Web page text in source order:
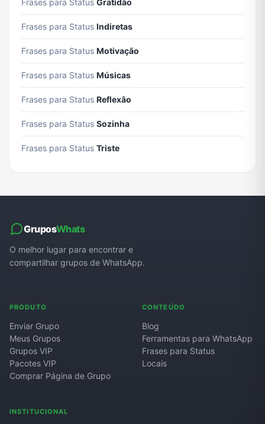
Frases para Status Gratidão
Frases para Status Indiretas
Frases para Status Motivação
Frases para Status Músicas
Frases para Status Reflexão
Frases para Status Sozinha
Frases para Status Triste
GruposWhats
O melhor lugar para encontrar e
compartilhar grupos de WhatsApp.
PRODUTO
Enviar Grupo
Meus Grupos
Grupos VIP
Pacotes VIP
Comprar Página de Grupo
CONTEÚDO
Blog
Ferramentas para WhatsApp
Frases para Status
Locais
INSTITUCIONAL